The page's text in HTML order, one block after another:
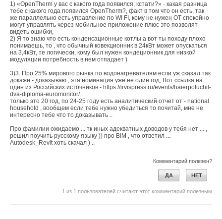
1) «OpenTherm у вас с какого года появился, кстати?» - какая разница
тебе с какого года появился OpenTherm?, факт в том что он есть, так
же параллельно есть управление по WI FI, кому не нужен ОТ спокойно
могут управлять через мобильное приложение плюс это позволят
видеть ошибки,
2) Я то знаю что есть конденсационные котлы а вот ты походу плохо
понимаешь, то , что обычный ковекционник в 24кВт может опускаться
на 3,4кВт, те логически, кому был нужен кондеционник для низкой
модуляции потребность в нем отпадает )
3)3. Про 25% мирового рынка по водонагревателям если уж сказал так
докажи - доказываю , эта номинация уже не один год, Вот ссылка на
один из Российских источников - https://irvispress.ru/events/haierpoluchil-
dva-diploma-euromonitor/
только это 20 год, по 24-25 году есть аналитический отчет от - national
household , вообщем если тебе нужно убедиться то почитай, мне не
интересно тебе что то доказывать ..
Про фамилии ожидаемо ... тк иных адекватных доводов у тебя нет ... ,
решил поучить русскому языку )) про BIM , что ответил ...
Autodesk_Revit хоть скачал ) ..
Комментарий полезен?
ДА НЕТ
1 из 1 пользователей считают этот комментарий полезным